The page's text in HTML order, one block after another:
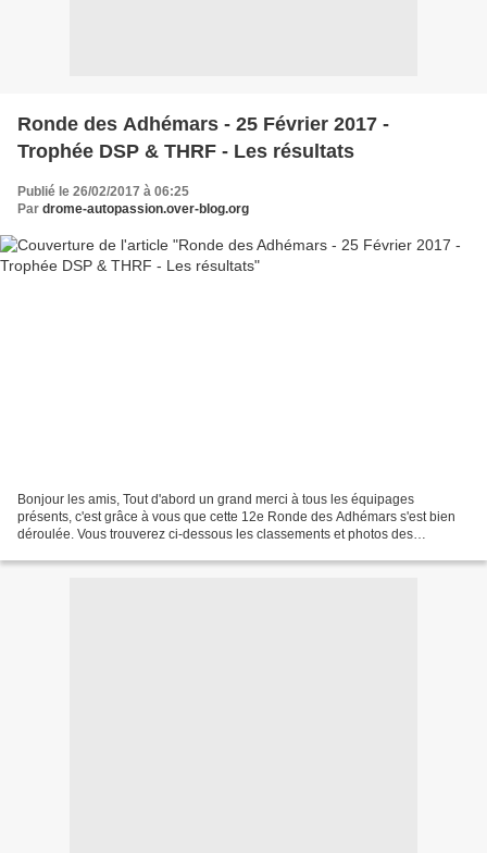
Ronde des Adhémars - 25 Février 2017 -
Trophée DSP & THRF - Les résultats
Publié le 26/02/2017 à 06:25
Par drome-autopassion.over-blog.org
Bonjour les amis, Tout d'abord un grand merci à tous les équipages
présents, c'est grâce à vous que cette 12e Ronde des Adhémars s'est bien
déroulée. Vous trouverez ci-dessous les classements et photos des